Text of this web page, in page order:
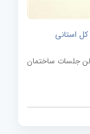
استانی
جلسات ساختمان